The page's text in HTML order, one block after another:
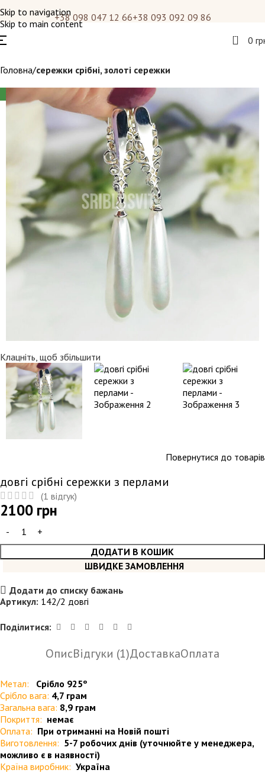
Skip to navigation
Skip to main content
+38 098 047 12 66+38 093 092 09 86
0 0
Головна сережки срібні, золоті сережки
Клацніть, щоб збільшити
Повернутися до товарів
довгі срібні сережки з перлами
(1 відгук)
2100 грн
ДОДАТИ В КОШИК
ШВИДКЕ ЗАМОВЛЕННЯ
Додати до списку бажань
Артикул: 142/2 довгі
Поділитися:
ОписВідгуки (1)ДоставкаОплата
Метал:
Срібло 925º
Срібло вага: 4,7 грам
Загальна вага: 8,9 грам
Покриття: немає
Оплата: При отриманні на Новій пошті
Виготовлення: 5-7 робочих днів (уточнюйте у менеджера,
можливо є в наявності)
Країна виробник: Україна